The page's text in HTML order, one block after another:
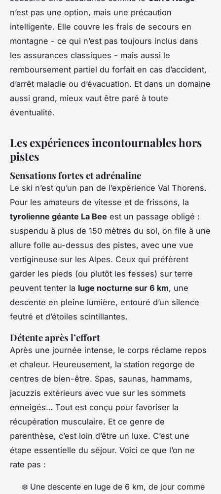
n’est pas une option, mais une précaution
intelligente. Elle couvre les frais de secours en
montagne - ce qui n’est pas toujours inclus dans
les assurances classiques - mais aussi le
remboursement partiel du forfait en cas d’accident,
d’arrêt maladie ou d’évacuation. Et dans un domaine
aussi grand, mieux vaut être paré à toute
éventualité.
Les expériences incontournables hors
pistes
Sensations fortes et adrénaline
Le ski n’est qu’un pan de l’expérience Val Thorens.
Pour les amateurs de vitesse et de frissons, la
tyrolienne géante La Bee est un passage obligé :
suspendu à plus de 150 mètres du sol, on file à une
allure folle au-dessus des pistes, avec une vue
vertigineuse sur les Alpes. Ceux qui préfèrent
garder les pieds (ou plutôt les fesses) sur terre
peuvent tenter la luge nocturne sur 6 km, une
descente en pleine lumière, entouré d’un silence
feutré et d’étoiles scintillantes.
Détente après l’effort
Après une journée intense, le corps réclame repos
et chaleur. Heureusement, la station regorge de
centres de bien-être. Spas, saunas, hammams,
jacuzzis extérieurs avec vue sur les sommets
enneigés… Tout est conçu pour favoriser la
récupération musculaire. Et ce genre de
parenthèse, c’est loin d’être un luxe. C’est une
étape essentielle du séjour. Voici ce que l’on ne
rate pas :
❄️ Une descente en luge de 6 km, de jour comme